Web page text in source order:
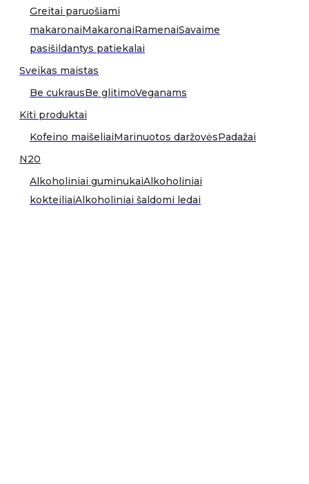
Greitai paruošiami
makaronaiMakaronaiRamenaiSavaime
pasišildantys patiekalai
Sveikas maistas
Be cukrausBe glitimoVeganams
Kiti produktai
Kofeino maišeliaiMarinuotos daržovėsPadažai
N20
Alkoholiniai guminukaiAlkoholiniai
kokteiliaiAlkoholiniai šaldomi ledai